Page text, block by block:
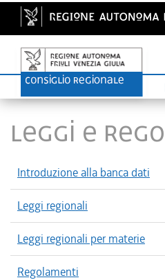
LEGGI E
Introduzione alla banca dati
Leggi regionali
Leggi regionali per materie
Regolamenti